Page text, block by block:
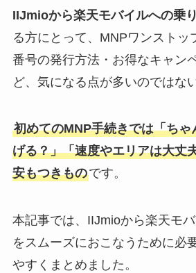
IIJmioから楽天モバイルへの乗
る方にとって、MNPワンストッ
番号の発行方法・お得なキャン
ど、気になる点が多いのではな
初めてのMNP手続きでは「ちゃ
げる？」「速度やエリアは大丈
安もつきものです。
本記事では、IIJmioから楽天モ
をスムーズにおこなうために必
やすくまとめました。